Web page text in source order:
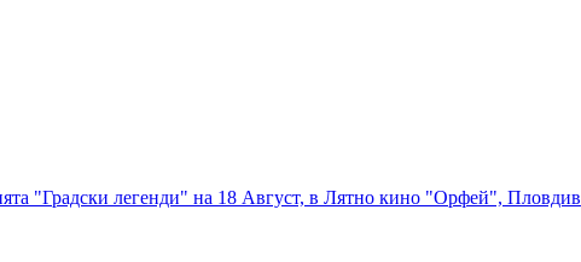
"Градски легенди" на 18 Август, в Лятно кино "Орфей", Пловдив